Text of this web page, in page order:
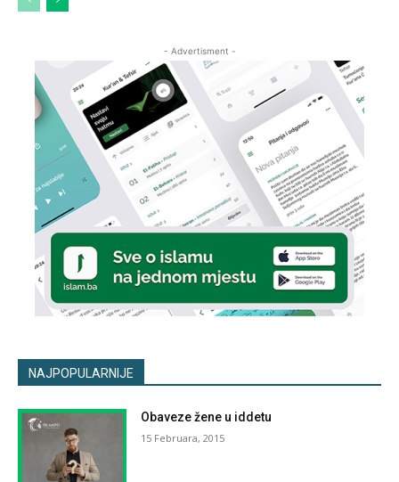
- Advertisment -
NAJPOPULARNIJE
Obaveze žene u iddetu
15 Februara, 2015